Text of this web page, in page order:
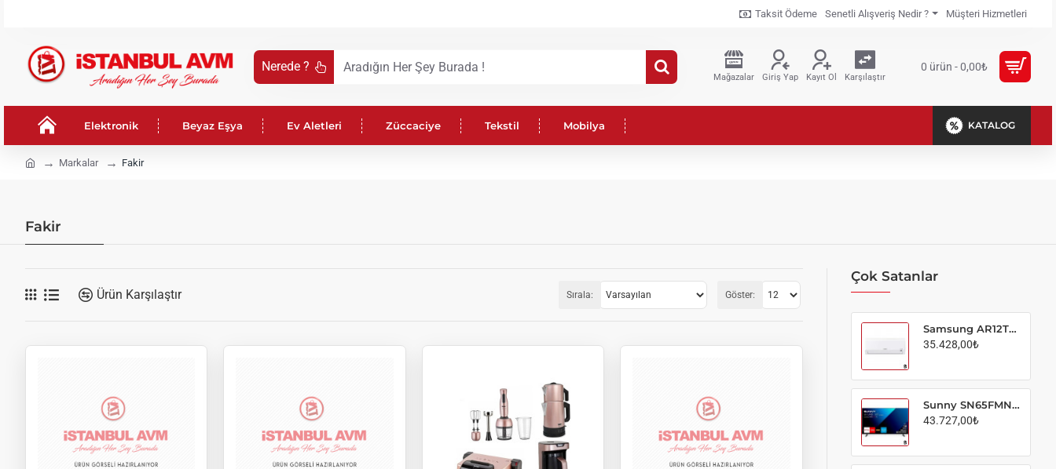
Taksit Ödeme Senetli Alışveriş Nedir ? Müşteri Hizmetleri
Nerede ?
Aradığın
Burada
!
Mağazalar Giriş Yap Kayıt Ol Karşılaştır
0 ürün - 0,00₺
Elektronik Beyaz Eşya Ev Aletleri Züccaciye Tekstil Mobilya KATALOG
Markalar Fakir
Fakir
Ürün Karşılaştır Sırala: Göster:
Çok Satanlar
Samsung AR12TXHQBWK/SK AR35 12000 BTU Inverter Split Klima
35.428,00₺
Sunny SN65FMN240 65" 165 Ekran Uydu Alıcılı 4K Ultra HD Smart LED TV
43.727,00₺